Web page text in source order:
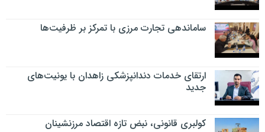
ساماندهی تجارت مرزی با تمرکز بر ظرفیت‌ها
ارتقای خدمات دندانپزشکی زاهدان با یونیت‌های
جدید
کولبری قانونی، نبض تازه اقتصاد مرزنشینان